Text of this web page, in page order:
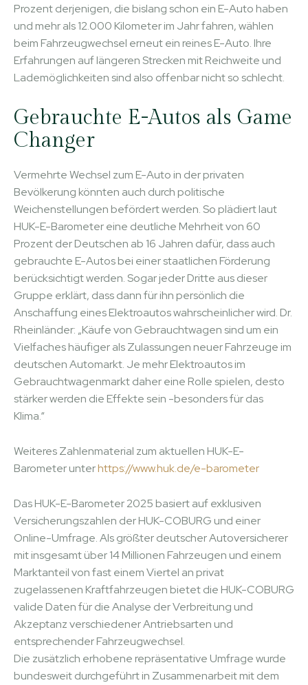
Prozent derjenigen, die bislang schon ein E-Auto haben
und mehr als 12.000 Kilometer im Jahr fahren, wählen
beim Fahrzeugwechsel erneut ein reines E-Auto. Ihre
Erfahrungen auf längeren Strecken mit Reichweite und
Lademöglichkeiten sind also offenbar nicht so schlecht.
Gebrauchte E-Autos als Game
Changer
Vermehrte Wechsel zum E-Auto in der privaten
Bevölkerung könnten auch durch politische
Weichenstellungen befördert werden. So plädiert laut
HUK-E-Barometer eine deutliche Mehrheit von 60
Prozent der Deutschen ab 16 Jahren dafür, dass auch
gebrauchte E-Autos bei einer staatlichen Förderung
berücksichtigt werden. Sogar jeder Dritte aus dieser
Gruppe erklärt, dass dann für ihn persönlich die
Anschaffung eines Elektroautos wahrscheinlicher wird. Dr.
Rheinländer: „Käufe von Gebrauchtwagen sind um ein
Vielfaches häufiger als Zulassungen neuer Fahrzeuge im
deutschen Automarkt. Je mehr Elektroautos im
Gebrauchtwagenmarkt daher eine Rolle spielen, desto
stärker werden die Effekte sein -besonders für das
Klima.“
Weiteres Zahlenmaterial zum aktuellen HUK-E-
Barometer unterhttps://www.huk.de/e-barometer
Das HUK-E-Barometer 2025 basiert auf exklusiven
Versicherungszahlen der HUK-COBURG und einer
Online-Umfrage. Als größter deutscher Autoversicherer
mit insgesamt über 14 Millionen Fahrzeugen und einem
Marktanteil von fast einem Viertel an privat
zugelassenen Kraftfahrzeugen bietet die HUK-COBURG
valide Daten für die Analyse der Verbreitung und
Akzeptanz verschiedener Antriebsarten und
entsprechender Fahrzeugwechsel.
Die zusätzlich erhobene repräsentative Umfrage wurde
bundesweit durchgeführt in Zusammenarbeit mit dem